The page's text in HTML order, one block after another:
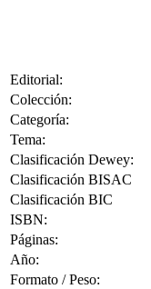
Editorial:
Colección:
Categoría:
Tema:
Clasificación Dewey:
Clasificación BISAC
Clasificación BIC
ISBN:
Páginas:
Año:
Formato / Peso: